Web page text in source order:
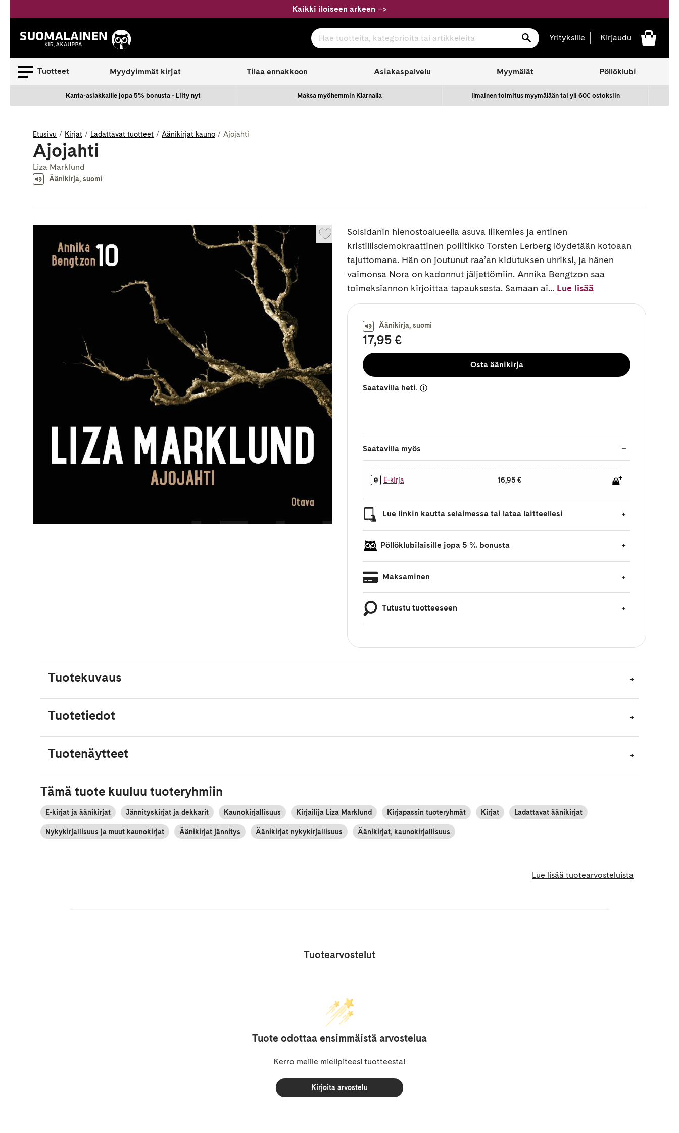
sisältöön
Kaikki iloiseen arkeen –>
Suomalainen.com Hae tuotteita, kategorioita tai artikkeleita
Hae Yrityksille Kirjaudu
Tuotteet Myydyimmät kirjat Tilaa ennakkoon Asiakaspalvelu Myymälät Pöllöklubi
Kanta-asiakkaille jopa 5% bonusta - Liity nyt Maksa myöhemmin Klarnalla Ilmainen toimitus myymälään tai yli 60€ ostoksiin
Etusivu Kirjat Ladattavat tuotteet Äänikirjat kauno Ajojahti
Ajojahti
Liza Marklund
Äänikirja, suomi
Solsidanin hienostoalueella asuva liikemies ja entinen
kristillisdemokraattinen poliitikko Torsten Lerberg löydetään kotoaan
tajuttomana. Hän on joutunut raa’an kidutuksen uhriksi, ja hänen
vaimonsa Nora on kadonnut jäljettömiin. Annika Bengtzon saa
toimeksiannon kirjoittaa tapauksesta. Samaan ai... Lue lisää
Äänikirja, suomi
17,95 €
Osta äänikirja
Saatavilla heti.
Saatavilla myös
E-kirja 16,95 €
Lue linkin kautta selaimessa tai lataa laitteellesi
Pöllöklubilaisille jopa 5 % bonusta
Maksaminen
Tutustu tuotteeseen
Tuotekuvaus
Tuotetiedot
Tuotenäytteet
Tämä tuote kuuluu tuoteryhmiin
E-kirjat ja äänikirjat Jännityskirjat ja dekkarit Kaunokirjallisuus Kirjailija Liza Marklund Kirjapassin tuoteryhmät Kirjat Ladattavat äänikirjat
Nykykirjallisuus ja muut kaunokirjat Äänikirjat jännitys Äänikirjat nykykirjallisuus Äänikirjat, kaunokirjallisuus
Lue lisää tuotearvosteluista
Tuotearvostelut
Tuote odottaa ensimmäistä arvostelua
Kerro meille mielipiteesi tuotteesta!
Kirjoita arvostelu